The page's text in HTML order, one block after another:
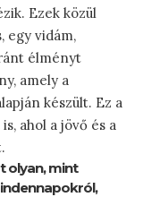
Ezek közül
egy vidám,
élményt
amely a
készült. Ez a
ahol a jövő és a
olyan, mint